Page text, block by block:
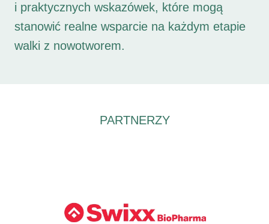
i praktycznych wskazówek, które mogą
stanowić realne wsparcie na każdym etapie
walki z nowotworem.
PARTNERZY